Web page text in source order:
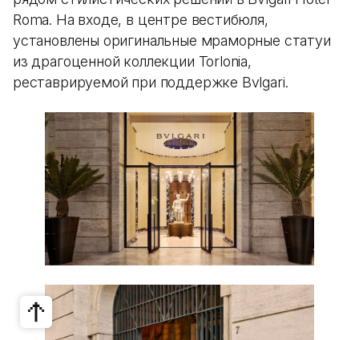
Roma. На входе, в центре вестибюля,
установлены оригинальные мраморные статуи
из драгоценной коллекции Torlonia,
реставрируемой при поддержке Bvlgari.